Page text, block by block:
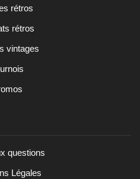
rétros
rétros
vintages
questions
Légales